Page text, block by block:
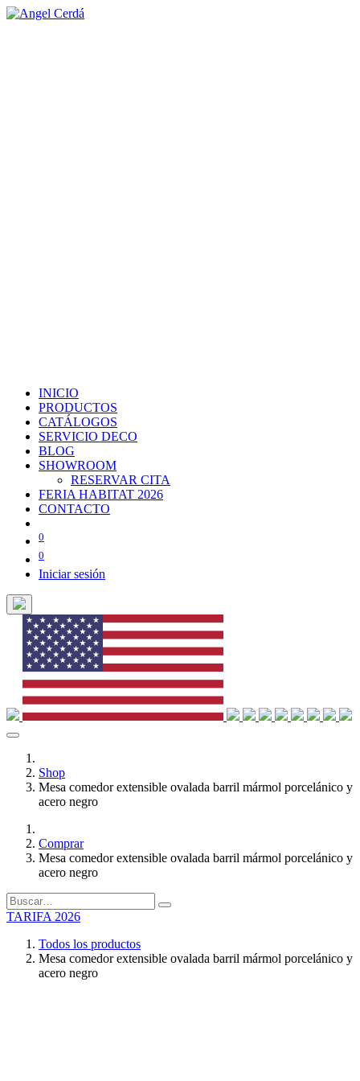
INICIO
PRODUCTOS
CATÁLOGOS
SERVICIO DECO
BLOG
SHOWROOM
RESERVAR CITA
FERIA HABITAT 2026
CONTACTO
0
0
Iniciar sesión
Shop
Mesa comedor extensible ovalada barril mármol porcelánico y
acero negro
Comprar
Mesa comedor extensible ovalada barril mármol porcelánico y
acero negro
TARIFA 2026
Todos los productos
Mesa comedor extensible ovalada barril mármol porcelánico y
acero negro